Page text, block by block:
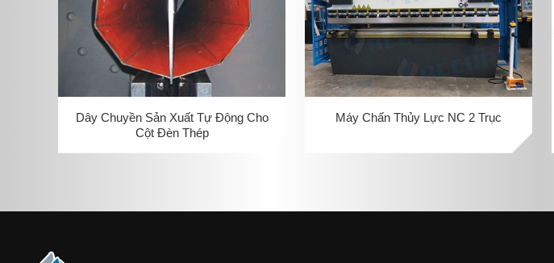
Dây Chuyền Sản Xuất Tự Động Cho
Cột Đèn Thép
Máy Chấn Thủy Lực NC 2 Trục